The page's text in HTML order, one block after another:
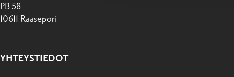
PB 58
10611 Raasepori
YHTEYSTIEDOT